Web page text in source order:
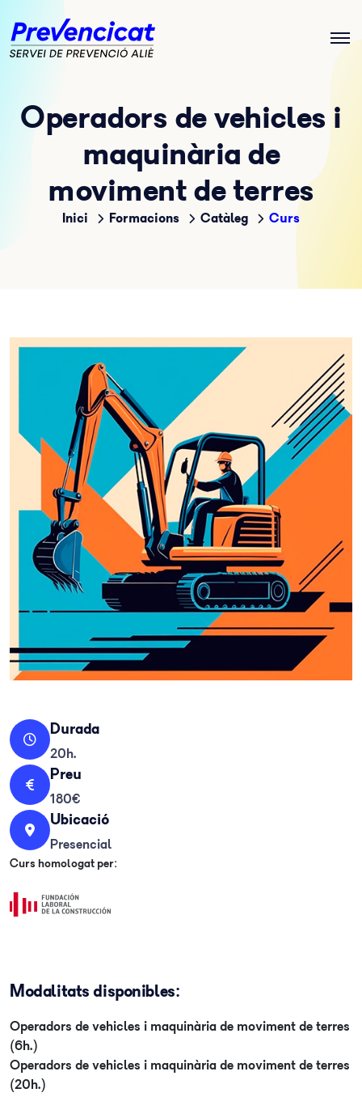
Operadors de vehicles i
maquinària de
moviment de terres
Inici Formacions Catàleg Curs
Durada
20h.
Preu
180€
Ubicació
Presencial
Curs homologat per:
Modalitats disponibles:
Operadors de vehicles i maquinària de moviment de terres
(6h.)
Operadors de vehicles i maquinària de moviment de terres
(20h.)